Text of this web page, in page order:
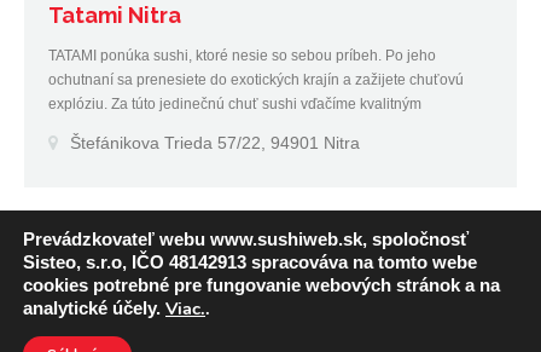
Tatami Nitra
TATAMI ponúka sushi, ktoré nesie so sebou príbeh. Po jeho
ochutnaní sa prenesiete do exotických krajín a zažijete chuťovú
explóziu. Za túto jedinečnú chuť sushi vďačíme kvalitným
Štefánikova Trieda 57/22, 94901 Nitra
Prevádzkovateľ webu www.sushiweb.sk, spoločnosť
Sisteo, s.r.o, IČO 48142913 spracováva na tomto webe
cookies potrebné pre fungovanie webových stránok a na
analytické účely. Viac..